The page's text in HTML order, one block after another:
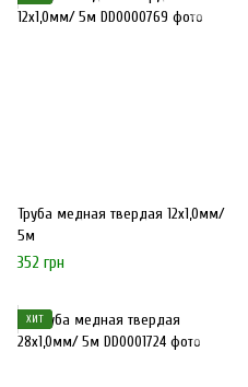
Труба медная твердая 12х1,0мм/
5м
352 грн
ХИТ